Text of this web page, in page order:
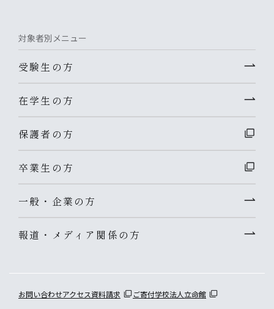
対象者別メニュー
受験生の方
在学生の方
保護者の方
卒業生の方
一般・企業の方
報道・メディア関係の方
お問い合わせアクセス資料請求 ご寄付学校法人立命館